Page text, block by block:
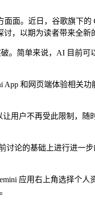
。近日，谷歌旗下的
，以期为读者带来全新
简单来说，AI 目前可
和网页端体验相关
户不再受此限制，随
的基础上进行进一
应用右上角选择个人